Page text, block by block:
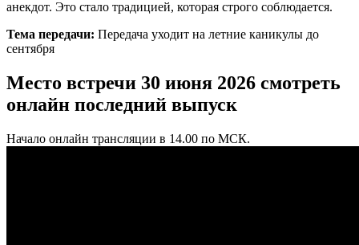
анекдот. Это стало традицией, которая строго соблюдается.
Тема передачи: Передача уходит на летние каникулы до
сентября
Место встречи 30 июня 2026 смотреть
онлайн последний выпуск
Начало онлайн трансляции в 14.00 по МСК.